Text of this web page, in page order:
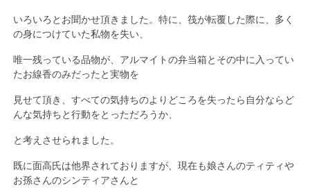
いろいろとお聞かせ頂きました。特に、筏が転覆した際に、多く
の身につけていた私物を失い、
唯一残っている品物が、アルマイトの弁当箱とその中に入ってい
たお線香のみだったと実物を
見せて頂き、すべての気持ちのよりどころを失ったら自分ならど
んな気持ちと行動をとっただろうか、
と考えさせられました。
既に面高氏は他界されておりますが、現在も娘さんのティティや
お孫さんのシンティアさんと